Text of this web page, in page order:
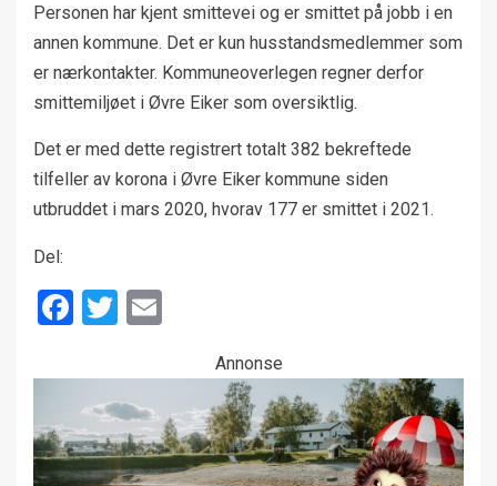
Personen har kjent smittevei og er smittet på jobb i en
annen kommune. Det er kun husstandsmedlemmer som
er nærkontakter. Kommuneoverlegen regner derfor
smittemiljøet i Øvre Eiker som oversiktlig.
Det er med dette registrert totalt 382 bekreftede
tilfeller av korona i Øvre Eiker kommune siden
utbruddet i mars 2020, hvorav 177 er smittet i 2021.
Del:
Facebook
Twitter
Annonse